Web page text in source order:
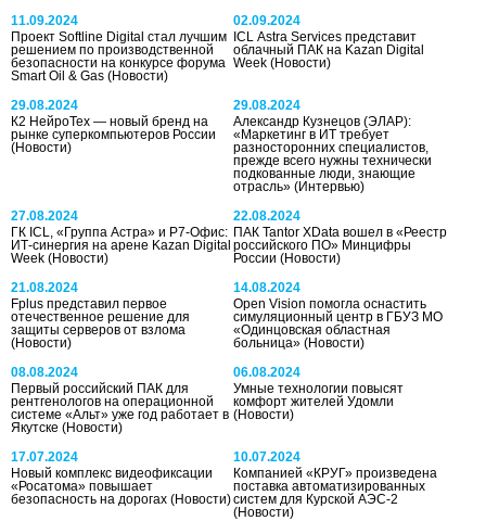
11.09.2024
Проект Softline Digital стал лучшим
решением по производственной
безопасности на конкурсе форума
Smart Oil & Gas (Новости)
02.09.2024
ICL Astra Services представит
облачный ПАК на Kazan Digital
Week(Новости)
29.08.2024
К2 НейроТех — новый бренд на
рынке суперкомпьютеров России
(Новости)
29.08.2024
Александр Кузнецов (ЭЛАР):
«Маркетинг в ИТ требует
разносторонних специалистов,
прежде всего нужны технически
подкованные люди, знающие
отрасль»(Интервью)
27.08.2024
ГК ICL, «Группа Астра» и Р7-Офис:
ИТ-синергия на арене Kazan Digital
Week (Новости)
22.08.2024
ПАК Tantor ХData вошел в «Реестр
российского ПО» Минцифры
России(Новости)
21.08.2024
Fplus представил первое
отечественное решение для
защиты серверов от взлома
(Новости)
14.08.2024
Open Vision помогла оснастить
симуляционный центр в ГБУЗ МО
«Одинцовская областная
больница»(Новости)
08.08.2024
Первый российский ПАК для
рентгенологов на операционной
системе «Альт» уже год работает в
Якутске (Новости)
06.08.2024
Умные технологии повысят
комфорт жителей Удомли
(Новости)
17.07.2024
Новый комплекс видеофиксации
«Росатома» повышает
безопасность на дорогах (Новости)
10.07.2024
Компанией «КРУГ» произведена
поставка автоматизированных
систем для Курской АЭС-2
(Новости)